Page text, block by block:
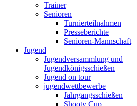
Trainer
Senioren
Turnierteilnahmen
Presseberichte
Senioren-Mannschaft
Jugend
Jugendversammlung und
Jugendkönigsschießen
Jugend on tour
jugendwettbewerbe
Jahrgangsschießen
Shooty Cup